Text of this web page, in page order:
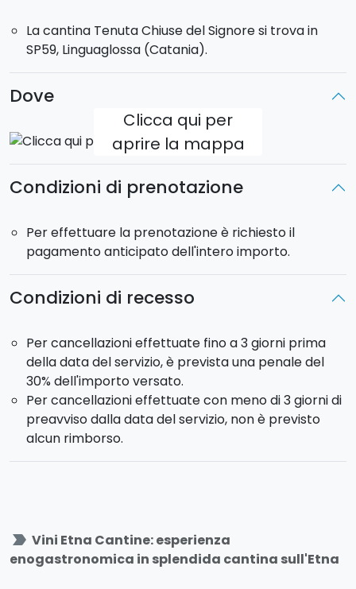
Durata della visita con degustazione:
La cantina Tenuta Chiuse del Signore si trova in
SP59, Linguaglossa (Catania).
Dove
Clicca qui per
aprire la mappa
Condizioni di prenotazione
Per effettuare la prenotazione è richiesto il
pagamento anticipato dell'intero importo.
Condizioni di recesso
Per cancellazioni effettuate fino a 3 giorni prima
della data del servizio, è prevista una penale del
30% dell'importo versato.
Per cancellazioni effettuate con meno di 3 giorni di
preavviso dalla data del servizio, non è previsto
alcun rimborso.
label_important Vini Etna Cantine: esperienza
enogastronomica in splendida cantina sull'Etna